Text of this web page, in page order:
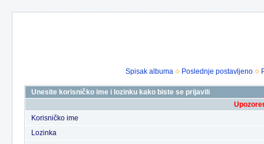
Spisak albuma Poslednje postavljeno
Unesite korisničko ime i lozinku kako biste se prijavili
Korisničko ime
Lozinka